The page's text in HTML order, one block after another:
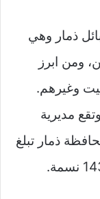
ذمار وهي
ومن ابرز
وغيرهم.
مديرية
ذمار تبلغ